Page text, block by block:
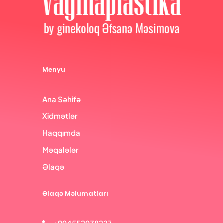
Menyu
Ana Səhifə
Xidmətlər
Haqqımda
Məqalələr
Əlaqə
Əlaqə Məlumatları